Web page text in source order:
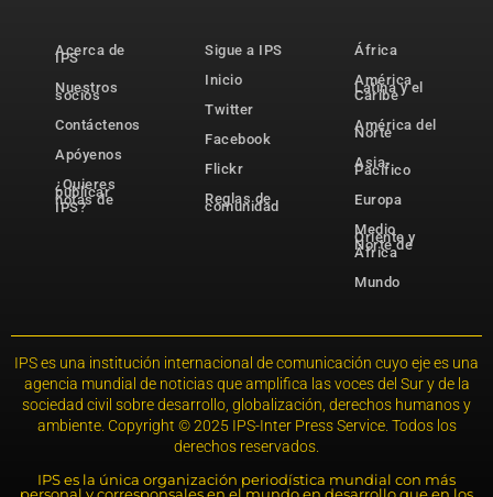
Acerca de
IPS
Nuestros
socios
Contáctenos
Apóyenos
¿Quieres
publicar
notas de
IPS?
Sigue a IPS
Inicio
Twitter
Facebook
Flickr
Reglas de
comunidad
África
América
Latina y el
Caribe
América del
Norte
Asia-
Pacífico
Europa
Medio
Oriente y
Norte de
África
Mundo
IPS es una institución internacional de comunicación cuyo eje es una
agencia mundial de noticias que amplifica las voces del Sur y de la
sociedad civil sobre desarrollo, globalización, derechos humanos y
ambiente. Copyright © 2025 IPS-Inter Press Service. Todos los
derechos reservados.
IPS es la única organización periodística mundial con más